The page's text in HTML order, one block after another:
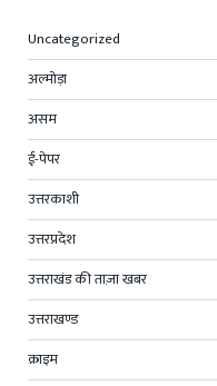
Uncategorized
अल्मोड़ा
असम
ई-पेपर
उत्तरकाशी
उत्तरप्रदेश
उत्तराखंड की ताज़ा खबर
उत्तराखण्ड
क्राइम